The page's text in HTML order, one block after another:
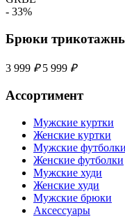
- 33%
Брюки
3 999 ₽ 5 999 ₽
Ассортимент
Мужские куртки
Женские куртки
Мужские футболки
Женские футболки
Мужские худи
Женские худи
Мужские брюки
Аксессуары